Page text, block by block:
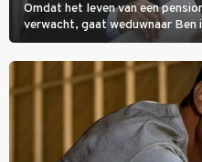
Omdat het leven van een
verwacht, gaat weduwnaar
bij de hippe webwinkel van